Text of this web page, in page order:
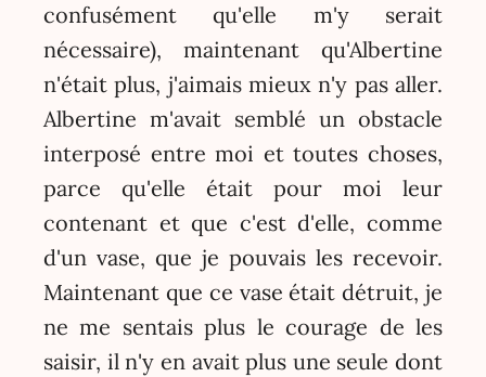
confusément qu'elle m'y serait
nécessaire), maintenant qu'Albertine
n'était plus, j'aimais mieux n'y pas aller.
Albertine m'avait semblé un obstacle
interposé entre moi et toutes choses,
parce qu'elle était pour moi leur
contenant et que c'est d'elle, comme
d'un vase, que je pouvais les recevoir.
Maintenant que ce vase était détruit, je
ne me sentais plus le courage de les
saisir, il n'y en avait plus une seule dont